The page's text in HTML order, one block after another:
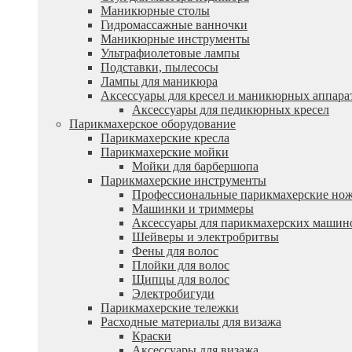
Маникюрные столы
Гидромассажные ванночки
Маникюрные инструменты
Ультрафиолетовые лампы
Подставки, пылесосы
Лампы для маникюра
Аксессуары для кресел и маникюрных
Аксессуары для педикюрных кресел
Парикмахерское оборудование
Парикмахерские кресла
Парикмахерские мойки
Мойки для барбершопа
Парикмахерские инструменты
Профессиональные парикмахерские
Машинки и триммеры
Аксессуары для парикмахерских
Шейверы и электробритвы
Фены для волос
Плойки для волос
Щипцы для волос
Электробигуди
Парикмахерские тележки
Расходные материалы для визажа
Краски